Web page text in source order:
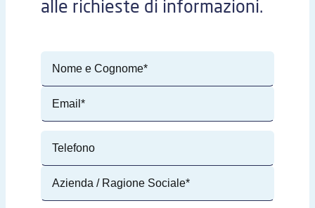
alle richieste di informazioni.